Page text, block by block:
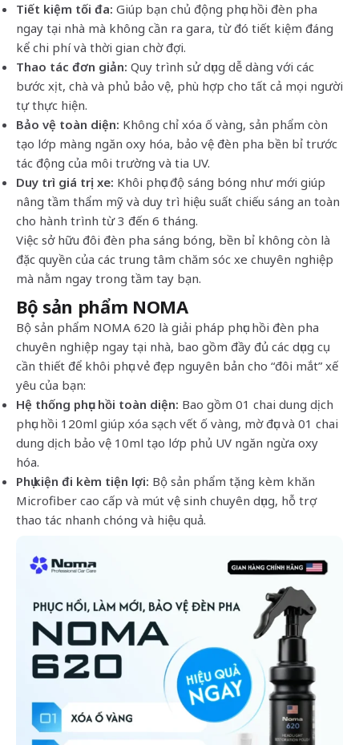
Tiết kiệm tối đa: Giúp bạn chủ động phục hồi đèn pha
ngay tại nhà mà không cần ra gara, từ đó tiết kiệm đáng
kể chi phí và thời gian chờ đợi.
Thao tác đơn giản: Quy trình sử dụng dễ dàng với các
bước xịt, chà và phủ bảo vệ, phù hợp cho tất cả mọi người
tự thực hiện.
Bảo vệ toàn diện: Không chỉ xóa ố vàng, sản phẩm còn
tạo lớp màng ngăn oxy hóa, bảo vệ đèn pha bền bỉ trước
tác động của môi trường và tia UV.
Duy trì giá trị xe: Khôi phục độ sáng bóng như mới giúp
nâng tầm thẩm mỹ và duy trì hiệu suất chiếu sáng an toàn
cho hành trình từ 3 đến 6 tháng.
Việc sở hữu đôi đèn pha sáng bóng, bền bỉ không còn là
đặc quyền của các trung tâm chăm sóc xe chuyên nghiệp
mà nằm ngay trong tầm tay bạn.
Bộ sản phẩm NOMA
Bộ sản phẩm NOMA 620 là giải pháp phục hồi đèn pha
chuyên nghiệp ngay tại nhà, bao gồm đầy đủ các dụng cụ
cần thiết để khôi phục vẻ đẹp nguyên bản cho “đôi mắt” xế
yêu của bạn:
Hệ thống phục hồi toàn diện: Bao gồm 01 chai dung dịch
phục hồi 120ml giúp xóa sạch vết ố vàng, mờ đục và 01 chai
dung dịch bảo vệ 10ml tạo lớp phủ UV ngăn ngừa oxy
hóa.
Phụ kiện đi kèm tiện lợi: Bộ sản phẩm tặng kèm khăn
Microfiber cao cấp và mút vệ sinh chuyên dụng, hỗ trợ
thao tác nhanh chóng và hiệu quả.